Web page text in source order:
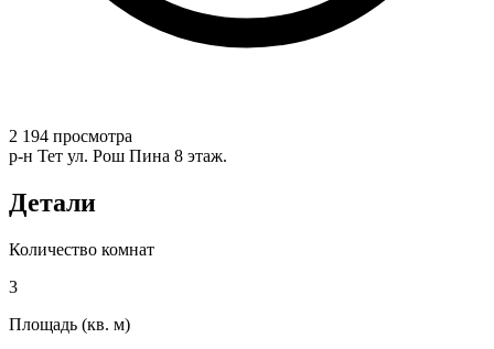
2 194 просмотра
р-н Тет ул. Рош Пина 8 этаж.
Детали
Количество комнат
3
Площадь (кв. м)